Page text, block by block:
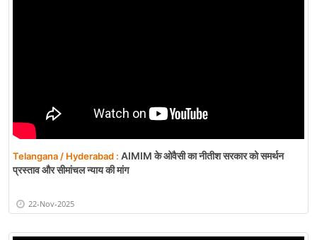
Telangana / Hyderabad : AIMIM के ओवैसी का नीतीश सरकार को समर्थन
प्रस्ताव और सीमांचल न्याय की मांग
22-Nov-2025